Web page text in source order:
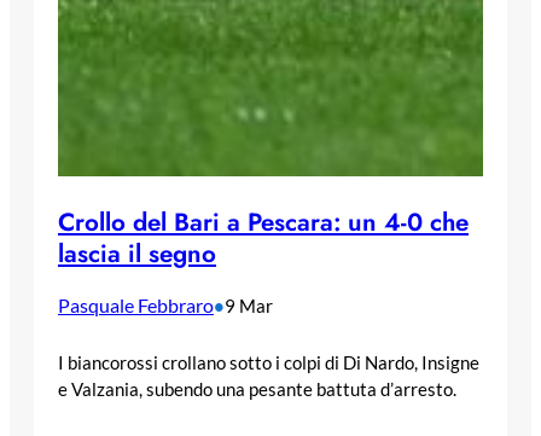
Crollo del Bari a Pescara: un 4-0 che
lascia il segno
Pasquale Febbraro•9 Mar
I biancorossi crollano sotto i colpi di Di Nardo, Insigne
e Valzania, subendo una pesante battuta d’arresto.